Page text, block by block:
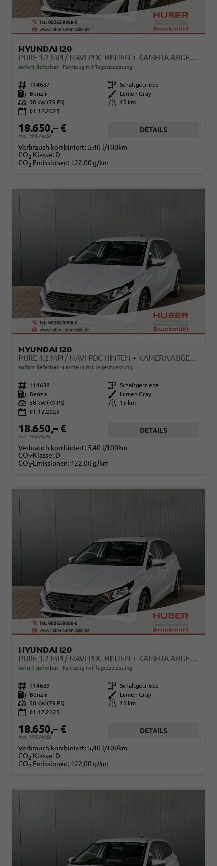
HYUNDAI I20
PURE 1.2 MPI / NAVI PDC HINTEN + KAMERA ABGEDUNKELTE SCHEIBEN TEMPOMAT ALU 16"
sofort lieferbar Fahrzeug mit Tageszulassung
Fahrzeugnr. 114637 Getriebe Schaltgetriebe
Kraftstoff
Benzin Außenfarbe
Lumen Gray
Leistung
58 kW (79 PS) Kilometerstand
15 km
01.12.2025
18.650,– €
incl. 19% MwSt.
DETAILS
Verbrauch kombiniert: 5,40 l/100km
CO2-Klasse: D
CO2-Emissionen: 122,00 g/km
HYUNDAI I20
PURE 1.2 MPI / NAVI PDC HINTEN + KAMERA ABGEDUNKELTE SCHEIBEN TEMPOMAT ALU 16"
sofort lieferbar Fahrzeug mit Tageszulassung
Fahrzeugnr. 114638 Getriebe Schaltgetriebe
Kraftstoff
Benzin Außenfarbe
Lumen Gray
Leistung
58 kW (79 PS) Kilometerstand
15 km
01.12.2025
18.650,– €
incl. 19% MwSt.
DETAILS
Verbrauch kombiniert: 5,40 l/100km
CO2-Klasse: D
CO2-Emissionen: 122,00 g/km
HYUNDAI I20
PURE 1.2 MPI / NAVI PDC HINTEN + KAMERA ABGEDUNKELTE SCHEIBEN TEMPOMAT ALU 16"
sofort lieferbar Fahrzeug mit Tageszulassung
Fahrzeugnr. 114639 Getriebe Schaltgetriebe
Kraftstoff
Benzin Außenfarbe
Lumen Gray
Leistung
58 kW (79 PS) Kilometerstand
15 km
01.12.2025
18.650,– €
incl. 19% MwSt.
DETAILS
Verbrauch kombiniert: 5,40 l/100km
CO2-Klasse: D
CO2-Emissionen: 122,00 g/km